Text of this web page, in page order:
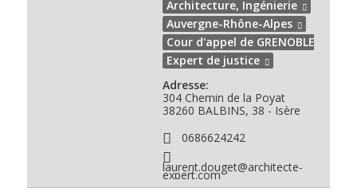
Architecture, Ingénierie
Auvergne-Rhône-Alpes
Cour d'appel de GRENOBLE
Expert de justice
Adresse:
304 Chemin de la Poyat
38260 BALBINS, 38 - Isère
0686624242
laurent.douget@architecte-
expert.com